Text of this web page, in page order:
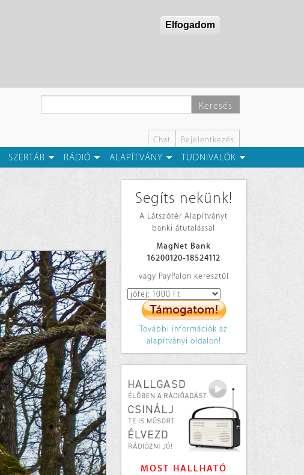
Elfogadom
Keresés
Chat Bejelentkezés
SZERTÁR RÁDIÓ ALAPÍTVÁNY TUDNIVALÓK
Segíts nekünk!
A Látszótér Alapítványt
banki átutalással
MagNet Bank
16200120-18524112
vagy PayPalon keresztül
További információk az
alapítványi oldalon!
MOST HALLHATÓ